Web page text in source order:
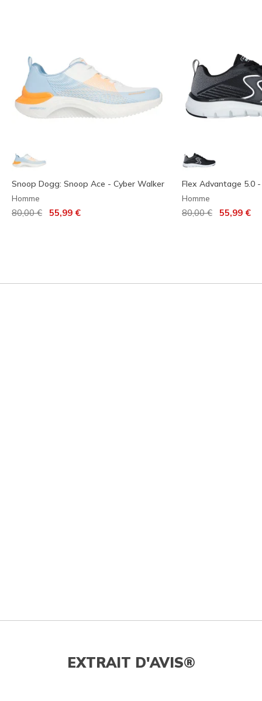
Snoop Dogg: Snoop Ace - Cyber Walker
Homme
Prix réduit de
80,00 € 55,99 €
Flex Advantage 5.0
Homme
Prix réduit de
80,00 €à 55,99 €
EXTRAIT D'AVIS®